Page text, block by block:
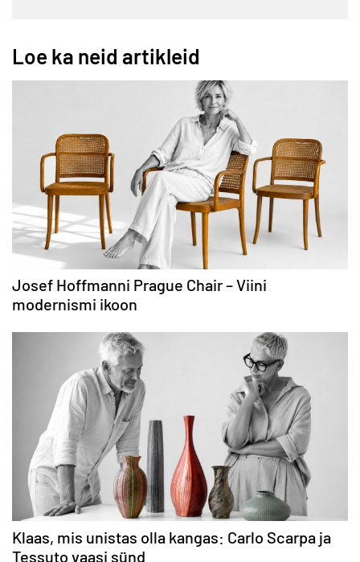
Loe ka neid artikleid
Josef Hoffmanni Prague Chair – Viini
modernismi ikoon
Klaas, mis unistas olla kangas: Carlo Scarpa ja
Tessuto vaasi sünd